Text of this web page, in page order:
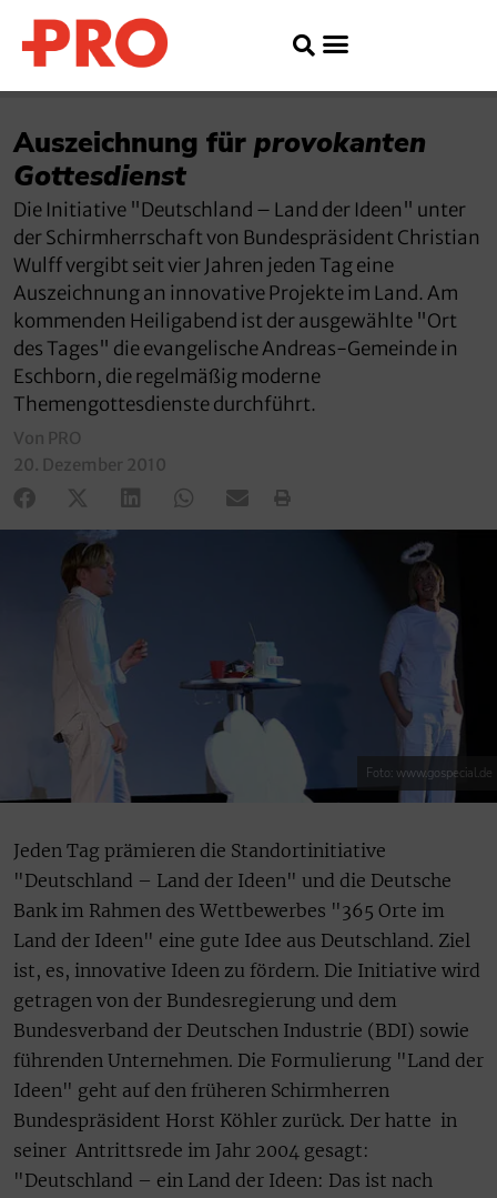
Auszeichnung für provokanten
Gottesdienst
Die Initiative "Deutschland – Land der Ideen" unter
der Schirmherrschaft von Bundespräsident Christian
Wulff vergibt seit vier Jahren jeden Tag eine
Auszeichnung an innovative Projekte im Land. Am
kommenden Heiligabend ist der ausgewählte "Ort
des Tages" die evangelische Andreas-Gemeinde in
Eschborn, die regelmäßig moderne
Themengottesdienste durchführt.
Von PRO
20. Dezember 2010
Foto: www.gospecial.de
Jeden Tag prämieren die Standortinitiative
"Deutschland – Land der Ideen" und die Deutsche
Bank im Rahmen des Wettbewerbes "365 Orte im
Land der Ideen" eine gute Idee aus Deutschland. Ziel
ist, es, innovative Ideen zu fördern. Die Initiative wird
getragen von der Bundesregierung und dem
Bundesverband der Deutschen Industrie (BDI) sowie
führenden Unternehmen. Die Formulierung "Land der
Ideen" geht auf den früheren Schirmherren
Bundespräsident Horst Köhler zurück. Der hatte in
seiner Antrittsrede im Jahr 2004 gesagt:
"Deutschland – ein Land der Ideen: Das ist nach